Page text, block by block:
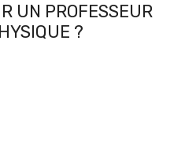
UN PROFESSEUR
?